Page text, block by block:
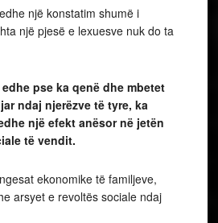
një konstatim shumë i
një pjesë e lexuesve nuk do ta
pse ka qenë dhe mbetet
ndaj njerëzve të tyre, ka
një efekt anësor në jetën
të vendit.
ekonomike të familjeve,
arsyet e revoltës sociale ndaj